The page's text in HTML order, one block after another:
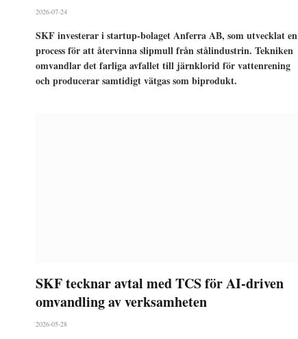
2026-07-24
SKF investerar i startup-bolaget Anferra AB, som utvecklat en
process för att återvinna slipmull från stålindustrin. Tekniken
omvandlar det farliga avfallet till järnklorid för vattenrening
och producerar samtidigt vätgas som biprodukt.
SKF tecknar avtal med TCS för AI-driven
omvandling av verksamheten
2026-05-28